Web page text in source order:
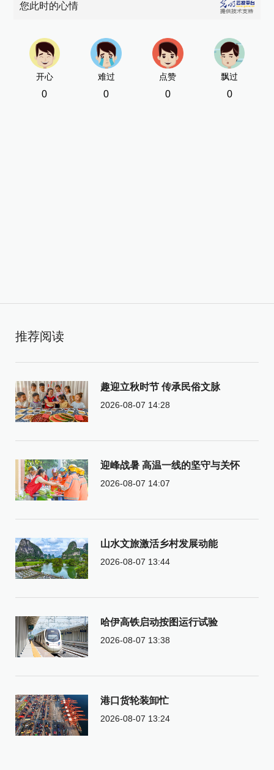
您此时的心情
开心
0
难过
0
点赞
0
飘过
0
推荐阅读
趣迎立秋时节 传承民俗文脉
2026-08-07 14:28
迎峰战暑 高温一线的坚守与关怀
2026-08-07 14:07
山水文旅激活乡村发展动能
2026-08-07 13:44
哈伊高铁启动按图运行试验
2026-08-07 13:38
港口货轮装卸忙
2026-08-07 13:24